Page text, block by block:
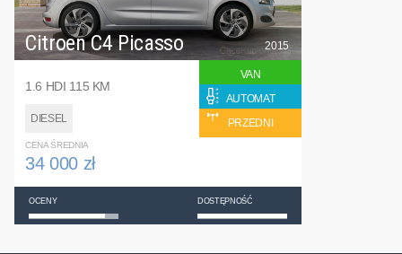
Citroen C4 Picasso
1.6 HDI 115 KM
DIESEL
2015
VAN
AUTOMAT
PRZEDNI
CENA ŚREDNIA
34 000 zł
OCENY DOSTĘPNOŚĆ